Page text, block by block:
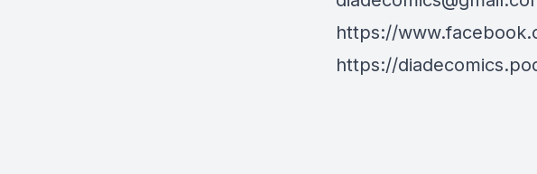
https://
https://